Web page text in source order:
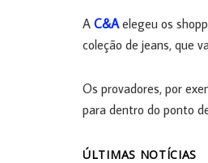
A C&Aelegeu os
coleção de jeans, que
Os provadores, por
para dentro do ponto
ÚLTIMAS NOTÍCIAS